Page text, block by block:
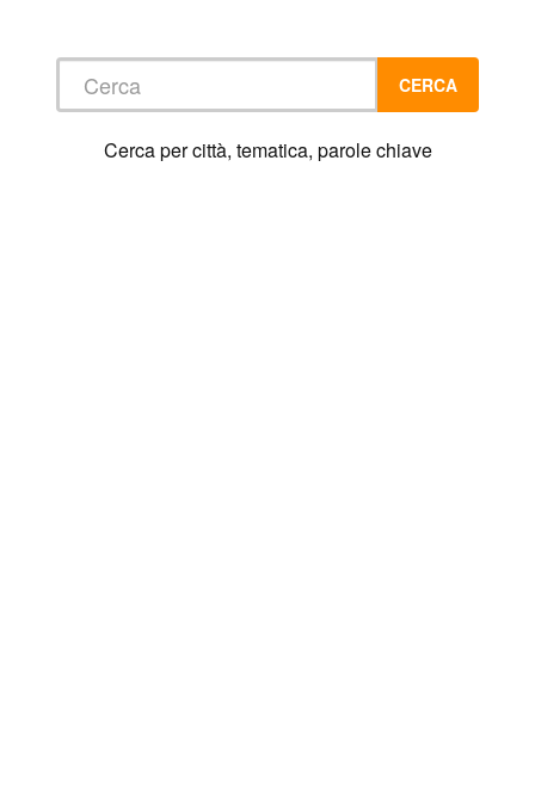
Cerca
CERCA
Cerca per città, tematica, parole chiave